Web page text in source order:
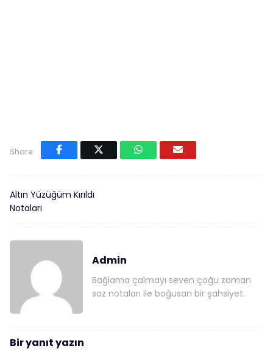
Share:
Altın Yüzüğüm Kırıldı
Notaları
Admin
Bağlama çalmayı seven çoğu zaman
saz notaları ile boğusan bir şahsiyet.
Bir yanıt yazın